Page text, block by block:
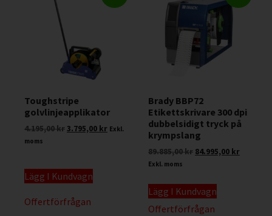
Toughstripe
golvlinjeapplikator
4.195,00kr3.795,00 kr Exkl.
moms
Lägg I Kundvagn
Offertförfrågan
Brady BBP72
Etikettskrivare 300 dpi
dubbelsidigt tryck på
krympslang
89.885,00kr 84.995,00 kr
Exkl. moms
Lägg I Kundvagn
Offertförfrågan